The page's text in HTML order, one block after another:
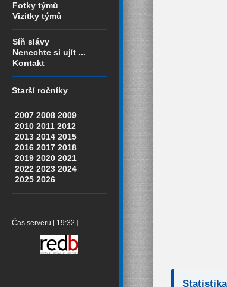
Fotky týmů
Vizitky týmů
Síň slávy
Nenechte si ujít ...
Kontakt
Starší ročníky
2007 2008 2009
2010 2011 2012
2013 2014 2015
2016 2017 2018
2019 2020 2021
2022 2023 2024
2025 2026
Čas serveru [ 19:32 ]